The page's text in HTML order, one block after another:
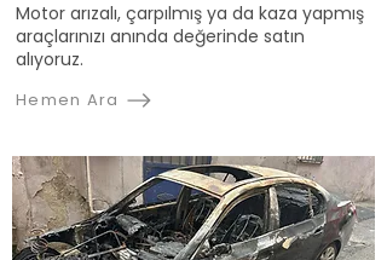
Motor arızalı, çarpılmış ya da kaza yapmış
araçlarınızı anında değerinde satın
alıyoruz.
Hemen Ara